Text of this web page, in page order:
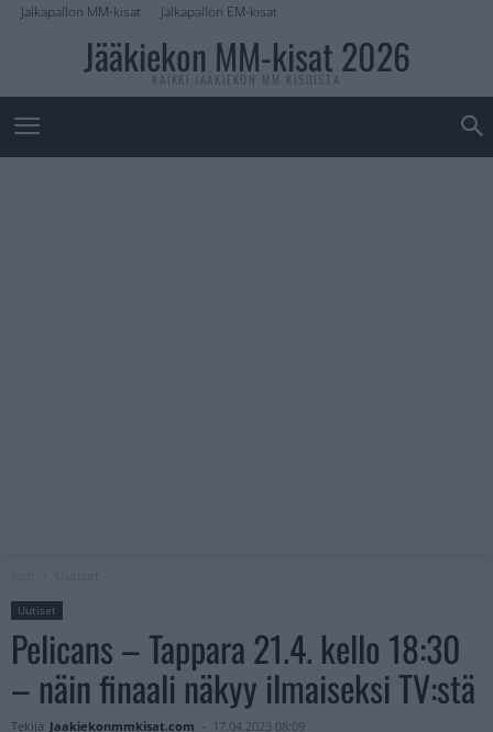
Jalkapallon MM-kisat Jalkapallon EM-kisat
Jääkiekon MM-kisat 2026
KAIKKI JÄÄKIEKON MM-KISOISTA
Uutiset
Pelicans – Tappara 21.4. kello 18:30
– näin finaali näkyy ilmaiseksi TV:stä
Tekijä Jaakiekonmmkisat.com - 17.04.2023 08:09